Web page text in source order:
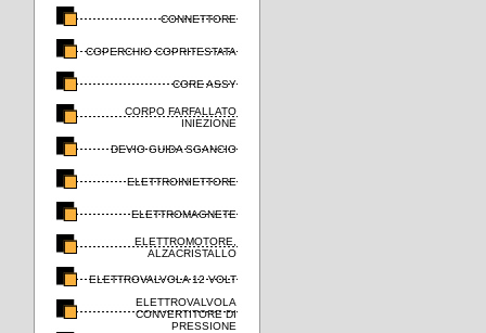
CONNETTORE
COPERCHIO COPRITESTATA
CORE ASSY
CORPO FARFALLATO
INIEZIONE
DEVIO GUIDA SGANCIO
ELETTROINIETTORE
ELETTROMAGNETE
ELETTROMOTORE,
ALZACRISTALLO
ELETTROVALVOLA 12 VOLT
ELETTROVALVOLA
CONVERTITORE DI
PRESSIONE